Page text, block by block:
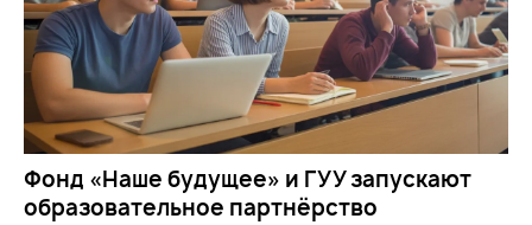
Фонд «Наше будущее» и ГУУ запускают
образовательное партнёрство